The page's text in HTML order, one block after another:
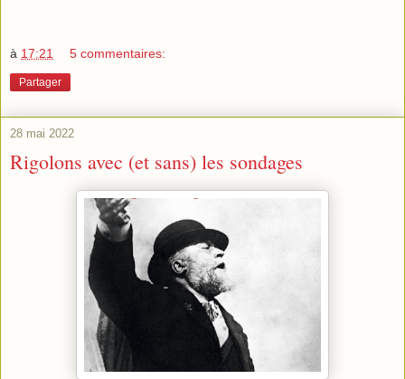
à 17:21 5 commentaires:
Partager
28 mai 2022
Rigolons avec (et sans) les sondages